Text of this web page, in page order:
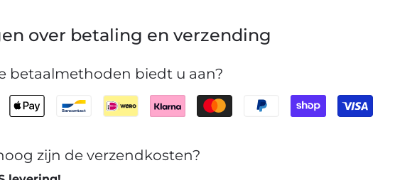
over betaling en verzending
betaalmethoden biedt u aan?
zijn de verzendkosten?